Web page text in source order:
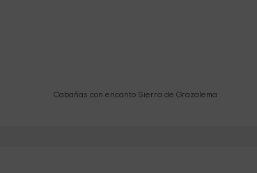
Cabañas con encanto Sierra de Grazalema